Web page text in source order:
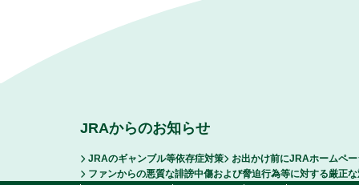
JRAからのお知らせ
JRAのギャンブル等依存症対策
お出かけ前にJRAホームペ
ファンからの悪質な誹謗中傷および脅迫行為等に対する厳正